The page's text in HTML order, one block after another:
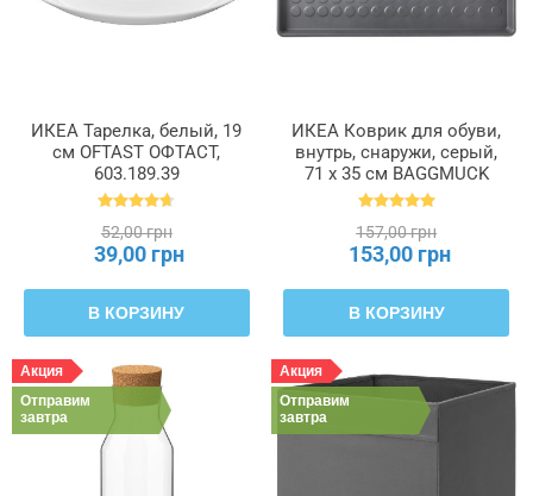
ИКЕА Тарелка, белый, 19
см OFTAST ОФТАСТ,
603.189.39
52,00 грн
39,00 грн
В КОРЗИНУ
ИКЕА Коврик для обуви,
внутрь, снаружи, серый,
71 x 35 см BAGGMUCK
БАГГМУКК, 603.297.11
157,00 грн
153,00 грн
В КОРЗИНУ
Акция
Отправим
завтра
Акция
Отправим
завтра